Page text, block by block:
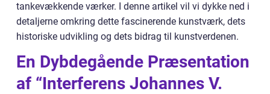
tankevækkende værker. I denne artikel vil vi dykke ned i
detaljerne omkring dette fascinerende kunstværk, dets
historiske udvikling og dets bidrag til kunstverdenen.
En Dybdegående Præsentation
af “Interferens Johannes V.